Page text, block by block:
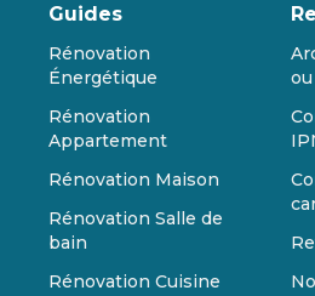
Guides
Rénovation
Énergétique
Rénovation
Appartement
Rénovation Maison
Rénovation Salle de
bain
Rénovation Cuisine